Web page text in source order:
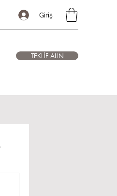
Giriş
TEKLİF ALIN